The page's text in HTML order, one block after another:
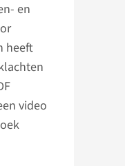
en
heeft
video